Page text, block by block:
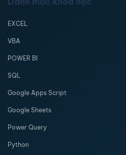
EXCEL
VBA
POWER BI
SQL
Google Apps Script
Google Sheets
Power Query
Python